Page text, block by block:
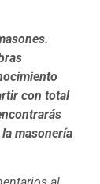
con total
masonería